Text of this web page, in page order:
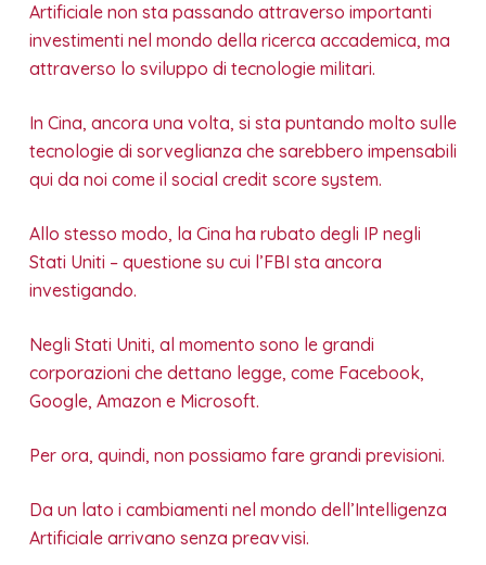
Artificiale non sta passando attraverso importanti
investimenti nel mondo della ricerca accademica, ma
attraverso lo sviluppo di tecnologie militari.
In Cina, ancora una volta, si sta puntando molto sulle
tecnologie di sorveglianza che sarebbero impensabili
qui da noi come il social credit score system.
Allo stesso modo, la Cina ha rubato degli IP negli
Stati Uniti – questione su cui l’FBI sta ancora
investigando.
Negli Stati Uniti, al momento sono le grandi
corporazioni che dettano legge, come Facebook,
Google, Amazon e Microsoft.
Per ora, quindi, non possiamo fare grandi previsioni.
Da un lato i cambiamenti nel mondo dell’Intelligenza
Artificiale arrivano senza preavvisi.